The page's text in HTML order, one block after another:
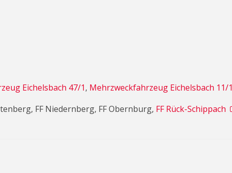
Eichelsbach 47/1, Mehrzweckfahrzeug Eichelsbach 11/1
FF Niedernberg, FF Obernburg, FF Rück-Schippach